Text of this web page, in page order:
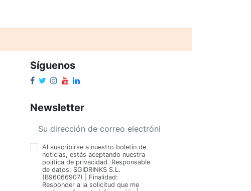
Síguenos
Newsletter
Al suscribirse a nuestro boletín de
noticias, estás aceptando nuestra
política de privacidad. Responsable
de datos: SGIDRINKS S.L.
(B96066907) | Finalidad:
Responder a la solicitud que me